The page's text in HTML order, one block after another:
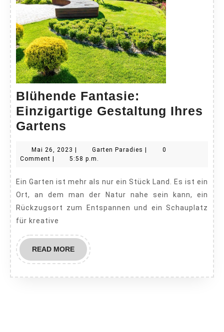
Blühende Fantasie:
Einzigartige Gestaltung Ihres
Gartens
Einzigartige
Ihres
Gartens
Mai 26, 2023 Mai
26,
Garten Paradies Garten0
Comment
5:58 p.m.
Ein Garten ist mehr als nur ein Stück Land. Es ist ein
Ort, an dem man der Natur nahe sein kann, ein
Rückzugsort zum Entspannen und ein Schauplatz
für kreative
READ MOREREAD
MORE